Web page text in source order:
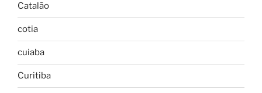
Catalão
cotia
cuiaba
Curitiba